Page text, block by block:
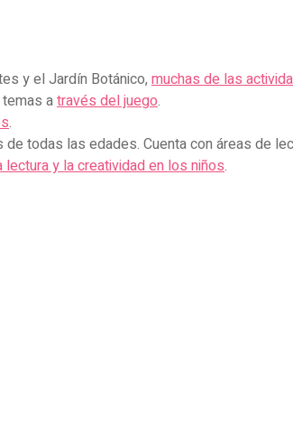
y el Jardín Botánico, muchas de las
através del juego.
.
todas las edades. Cuenta con áreas de
lectura y la creatividad en los niños.